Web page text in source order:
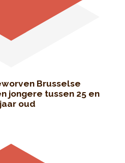
Brusselse
jongere tussen 25 en
oud